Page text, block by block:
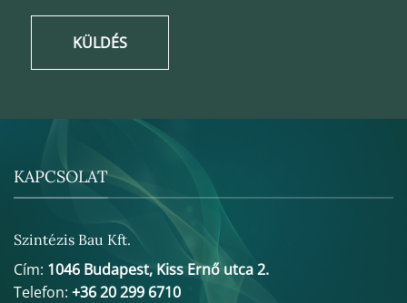
KÜLDÉS
KAPCSOLAT
Szintézis Bau Kft.
Cím: 1046 Budapest, Kiss Ernő utca 2.
Telefon: +36 20 299 6710